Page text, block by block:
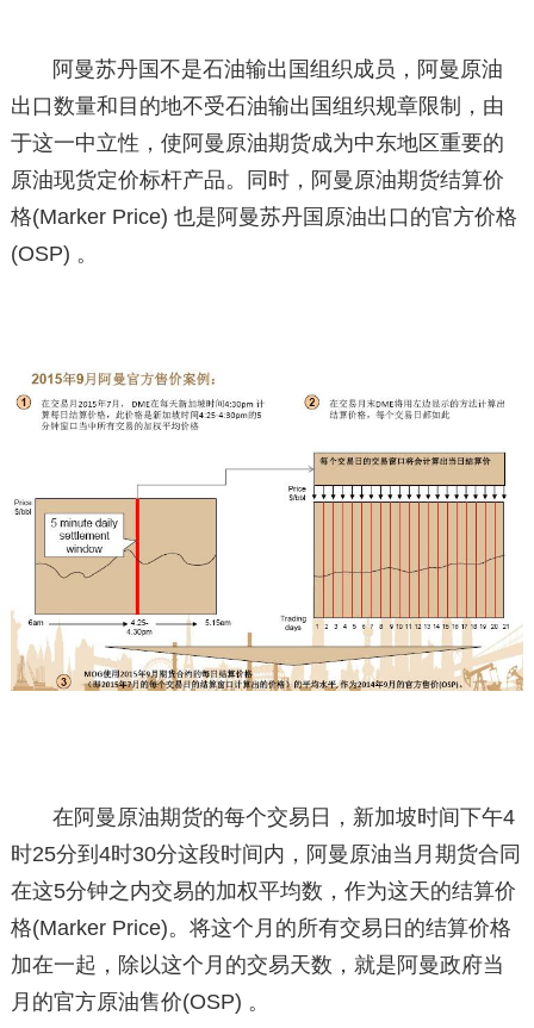
阿曼苏丹国不是石油输出国组织成员，阿曼原油
出口数量和目的地不受石油输出国组织规章限制，由
于这一中立性，使阿曼原油期货成为中东地区重要的
原油现货定价标杆产品。同时，阿曼原油期货结算价
格(Marker Price) 也是阿曼苏丹国原油出口的官方价格
(OSP) 。
在阿曼原油期货的每个交易日，新加坡时间下午4
时25分到4时30分这段时间内，阿曼原油当月期货合同
在这5分钟之内交易的加权平均数，作为这天的结算价
格(Marker Price)。将这个月的所有交易日的结算价格
加在一起，除以这个月的交易天数，就是阿曼政府当
月的官方原油售价(OSP) 。